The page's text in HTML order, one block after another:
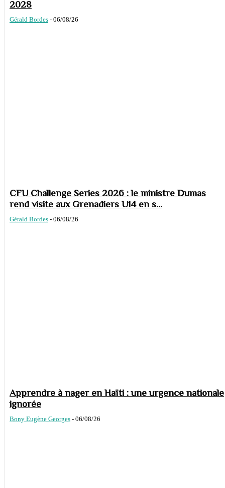
2028
Gérald Bordes - 06/08/26
CFU Challenge Series 2026 : le ministre Dumas
rend visite aux Grenadiers U14 en s...
Gérald Bordes - 06/08/26
Apprendre à nager en Haïti : une urgence nationale
ignorée
Bony Eugène Georges - 06/08/26